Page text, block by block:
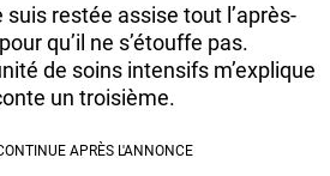
suis restée assise tout l’après-
qu’il ne s’étouffe pas.
de soins intensifs m’explique
un troisième.